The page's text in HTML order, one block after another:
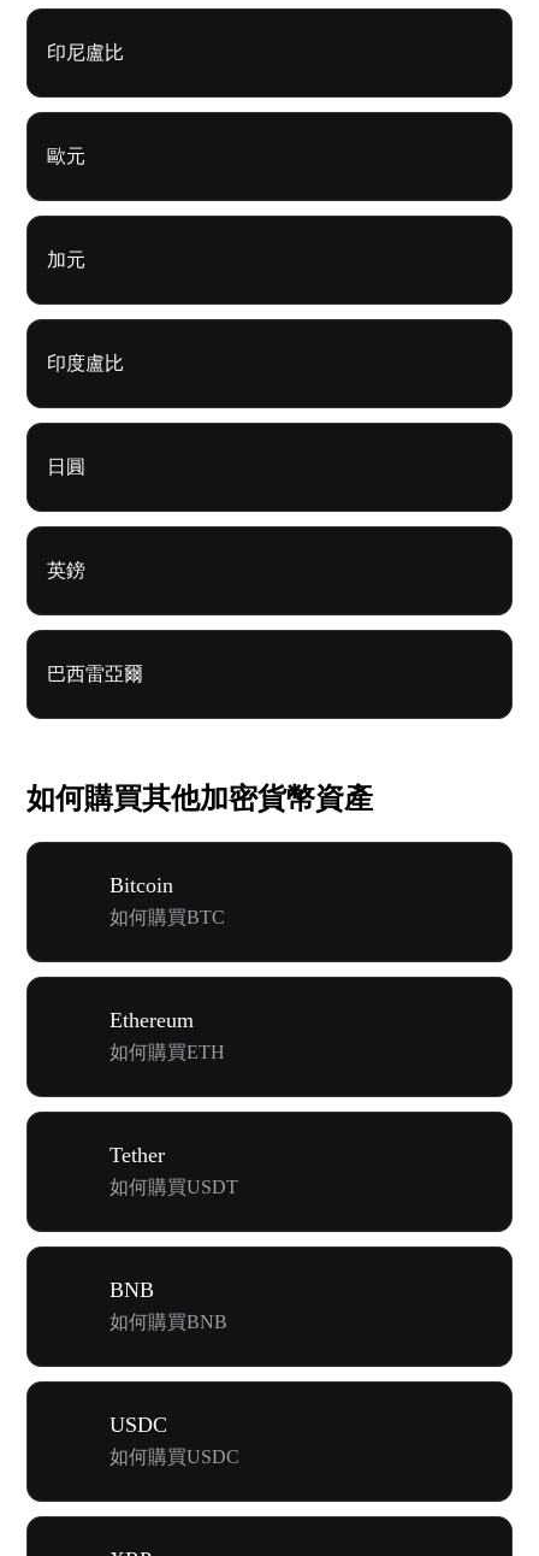
印尼盧比
歐元
加元
印度盧比
日圓
英鎊
巴西雷亞爾
如何購買其他加密貨幣資產
Bitcoin
如何購買BTC
Ethereum
如何購買ETH
Tether
如何購買USDT
BNB
如何購買BNB
USDC
如何購買USDC